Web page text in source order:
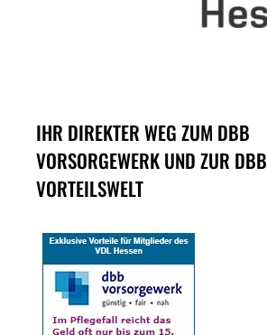
IHR DIREKTER WEG ZUM DBB
VORSORGEWERK UND ZUR DBB
VORTEILSWELT